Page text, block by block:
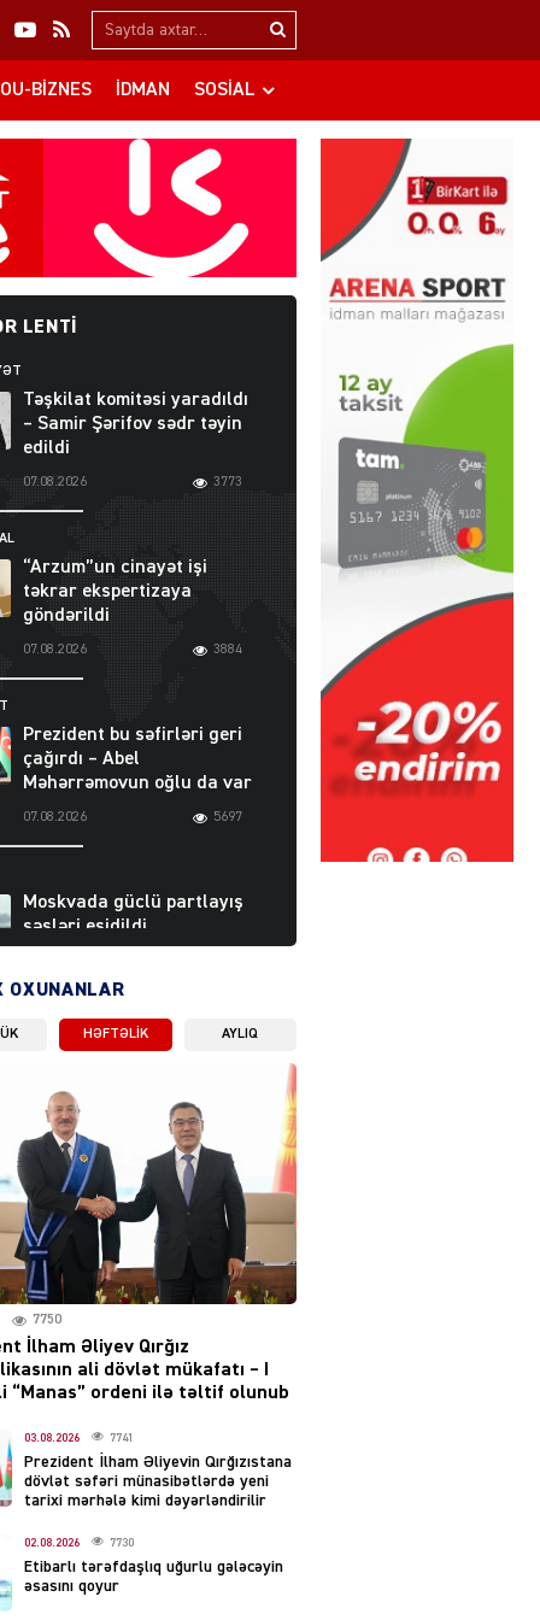
Search…
BIZNES İDMAN SOSIAL
LENTI
Təşkilat komitəsi yaradıldı
– Samir Şərifov sədr təyin
edildi
07.08.2026 3773
“Arzum”un cinayət işi
təkrar ekspertizaya
göndərildi
07.08.2026 3884
Prezident bu səfirləri geri
çağırdı – Abel
Məhərrəmovun oğlu da var
07.08.2026 5697
Moskvada güclü partlayış
səsləri eşidildi
Rusiya-Ukrayna
irəliləyiş var – Tramp
07.08.2026
Prezident 2 fərman
imzaladı
07.08.2026 5475
Tehran və İrəvandan
“Tramp yolu”na HƏMLƏ –
07.08.2026
açıldı – Ər-arvadı yandırıb
evdəki pulu oğurlayıbmış
OXUNANLAR
HƏFTƏLIK AYLIQ
7750
İlham Əliyev Qırğız
ali dövlət mükafatı – I
“Manas” ordeni ilə təltif olunub
03.08.2026 7741
Prezident İlham Əliyevin Qırğızıstana
dövlət səfəri münasibətlərdə yeni
tarixi mərhələ kimi dəyərləndirilir
02.08.2026 7730
Etibarlı tərəfdaşlıq uğurlu gələcəyin
əsasını qoyur